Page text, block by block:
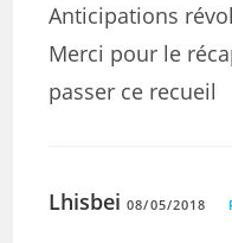
Anticipations
Merci pour le
passer ce recueil
Lhisbei 08/05/2018